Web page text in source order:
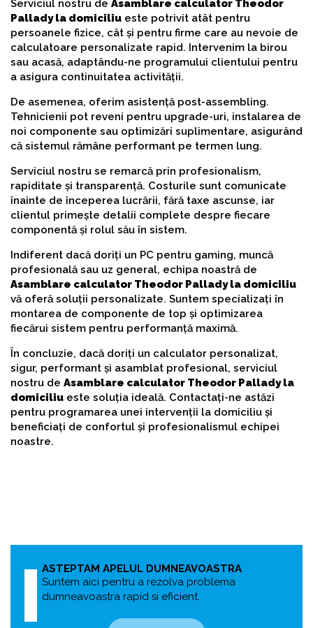
Serviciul nostru de Asamblare calculator Theodor
Pallady la domiciliu este potrivit atât pentru
persoanele fizice, cât și pentru firme care au nevoie de
calculatoare personalizate rapid. Intervenim la birou
sau acasă, adaptându-ne programului clientului pentru
a asigura continuitatea activității.
De asemenea, oferim asistență post-assembling.
Tehnicienii pot reveni pentru upgrade-uri, instalarea de
noi componente sau optimizări suplimentare, asigurând
că sistemul rămâne performant pe termen lung.
Serviciul nostru se remarcă prin profesionalism,
rapiditate și transparență. Costurile sunt comunicate
înainte de începerea lucrării, fără taxe ascunse, iar
clientul primește detalii complete despre fiecare
componentă și rolul său în sistem.
Indiferent dacă doriți un PC pentru gaming, muncă
profesională sau uz general, echipa noastră de
Asamblare calculator Theodor Pallady la domiciliu
vă oferă soluții personalizate. Suntem specializați în
montarea de componente de top și optimizarea
fiecărui sistem pentru performanță maximă.
În concluzie, dacă doriți un calculator personalizat,
sigur, performant și asamblat profesional, serviciul
nostru de Asamblare calculator Theodor Pallady la
domiciliu este soluția ideală. Contactați-ne astăzi
pentru programarea unei intervenții la domiciliu și
beneficiați de confortul și profesionalismul echipei
noastre.
ASTEPTAM APELUL DUMNEAVOASTRA
Suntem aici pentru a rezolva problema
dumneavoastra rapid si eficient.